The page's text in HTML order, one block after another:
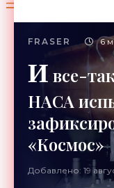
FRASER 6
И все-
НАСА
«Космос»
Добавлено: 19